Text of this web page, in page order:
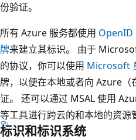
份验证。
所有 Azure 服务都使用 OpenID
牌来建立其标识。 由于
的协议，你可以使用 Microsoft
牌，以便在本地或者向 Azure
证。 还可以通过 MSAL 使用
等工具进行跨云的和本地的资源
标识和标识系统